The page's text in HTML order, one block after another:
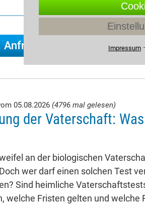
05.08.2026 (4796 mal gelesen)
der Vaterschaft:
an der biologischen
wer darf einen solchen Test
Sind heimliche
welche Fristen gelten und welche
Impressum ⁃